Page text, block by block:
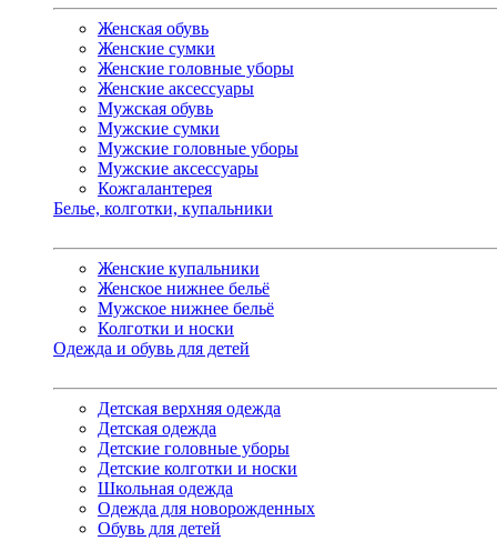
Женская обувь
Женские сумки
Женские головные уборы
Женские аксессуары
Мужская обувь
Мужские сумки
Мужские головные уборы
Мужские аксессуары
Кожгалантерея
Белье, колготки, купальники
Женские купальники
Женское нижнее бельё
Мужское нижнее бельё
Колготки и носки
Одежда и обувь для детей
Детская верхняя одежда
Детская одежда
Детские головные уборы
Детские колготки и носки
Школьная одежда
Одежда для новорожденных
Обувь для детей